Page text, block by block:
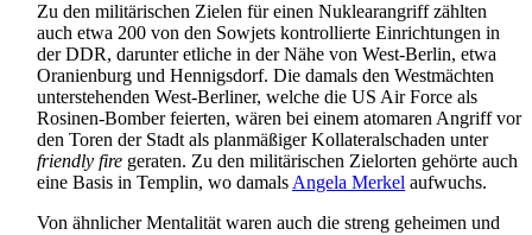
Zu den militärischen Zielen für einen Nuklearangriff zählten
auch etwa 200 von den Sowjets kontrollierte Einrichtungen in
der DDR, darunter etliche in der Nähe von West-Berlin, etwa
Oranienburg und Hennigsdorf. Die damals den Westmächten
unterstehenden West-Berliner, welche die US Air Force als
Rosinen-Bomber feierten, wären bei einem atomaren Angriff vor
den Toren der Stadt als planmäßiger Kollateral­schaden unter
friendly fire geraten. Zu den militärischen Zielorten gehörte auch
eine Basis in Templin, wo damals Angela Merkel aufwuchs.
Von ähnlicher Mentalität waren auch die streng geheimen und